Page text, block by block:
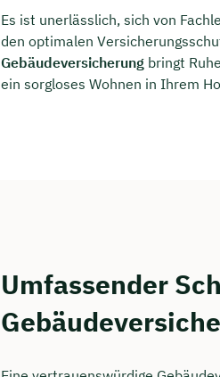
Es ist unerlässlich, sich von
den optimalen
Gebäudeversicherung bringt
ein sorgloses Wohnen in Ihrem
Umfassender